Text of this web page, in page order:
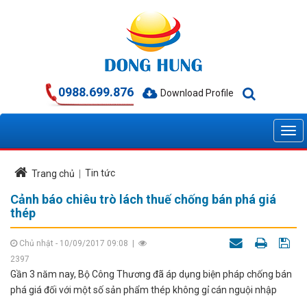
0988.699.876 Download Profile
Trang chủ Tin tức
Cảnh báo chiêu trò lách thuế chống bán phá giá
thép
Chủ nhật - 10/09/2017 09:08
2397
Gần 3 năm nay, Bộ Công Thương đã áp dụng biện pháp chống bán
phá giá đối với một số sản phẩm thép không gỉ cán nguội nhập